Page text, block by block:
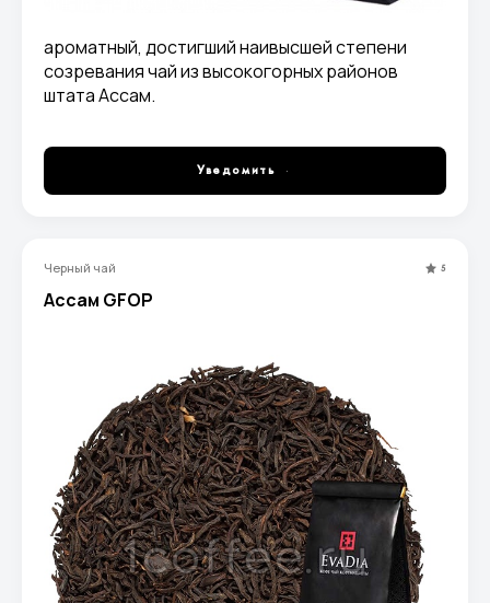
ароматный, достигший наивысшей степени
созревания чай из высокогорных районов
штата Ассам.
Уведомить
Черный чай 5
Ассам GFOP